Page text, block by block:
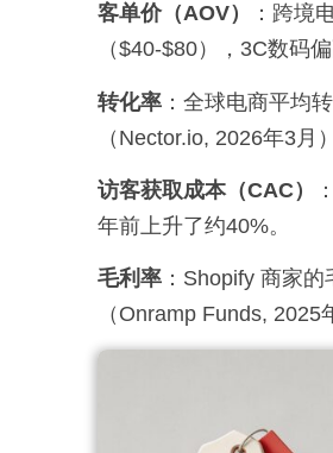
客单价（AOV）
：跨境
（$40-$80），3C数码
转化率 ：全球电商平均
（Nector.io, 2026年3月
访客获取成本（CAC）
年前上升了约40%。
毛利率 ：Shopify 商家
（Onramp Funds, 2025